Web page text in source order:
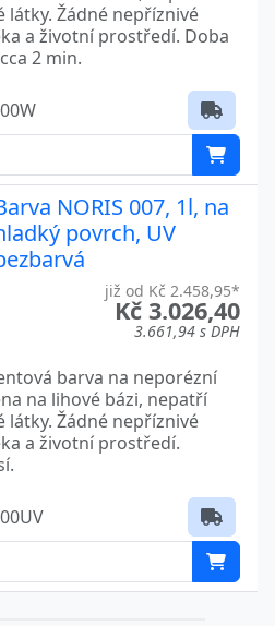
látky. Žádné nepříznivé
a životní prostředí. Doba
2 min.
NORIS 007, 1l, na
povrch, UV
již od Kč 2.458,95*
Kč 3.026,40
3.661,94 s DPH
barva na neporézní
na lihové bázi, nepatří
látky. Žádné nepříznivé
a životní prostředí.